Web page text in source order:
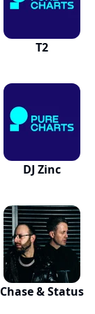
T2
DJ Zinc
Chase & Status